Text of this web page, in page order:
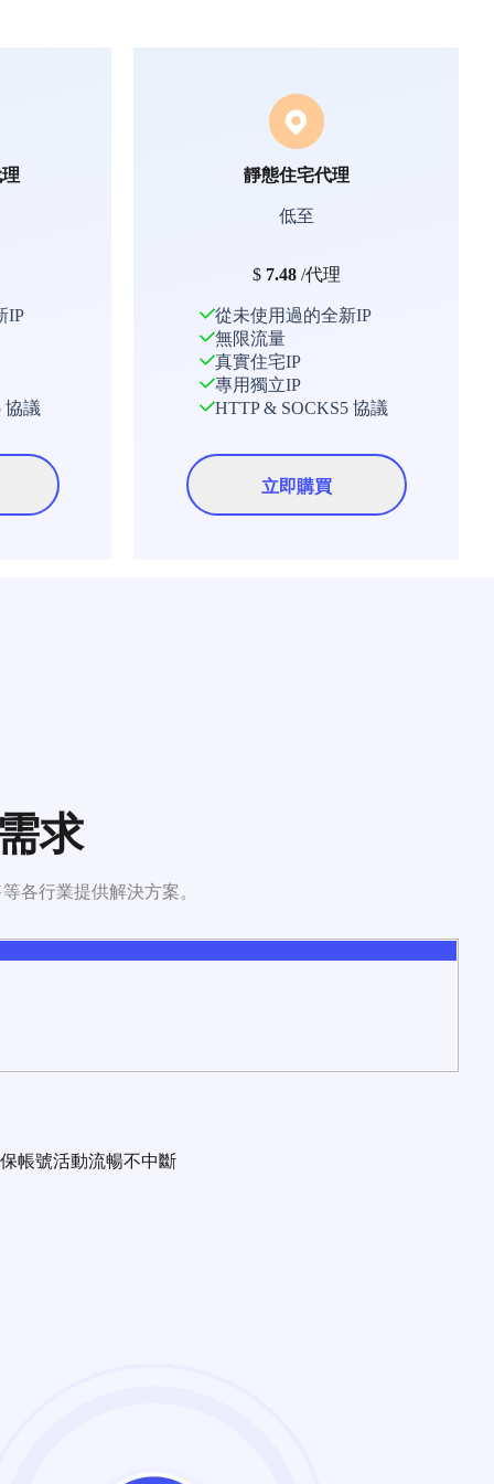
IP
協議
靜態住宅代理
低至
$ 7.48/代理
從未使用過的全新IP
無限流量
真實住宅IP
專用獨立IP
HTTP & SOCKS5 協議
立即購買
求​
各行業提供解決方案。
帳號活動流暢不中斷